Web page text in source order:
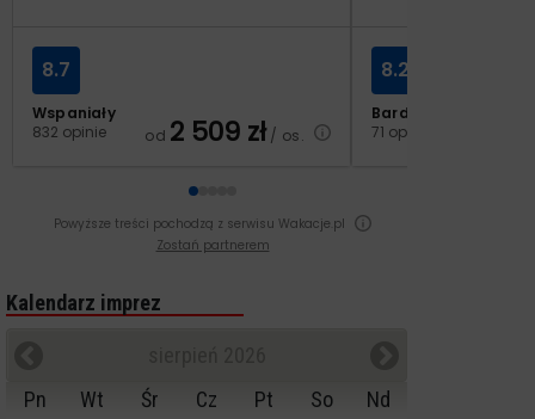
Wspaniały
832 opinie
8.7
od 2 509 zł/ os.
Bardzo dobry
71 opinii
8.2
Powyższe treści pochodzą z serwisu Wakacje.pl
Zostań partnerem
Kalendarz imprez
Pn
Wt Śr Cz Pt So
Nd